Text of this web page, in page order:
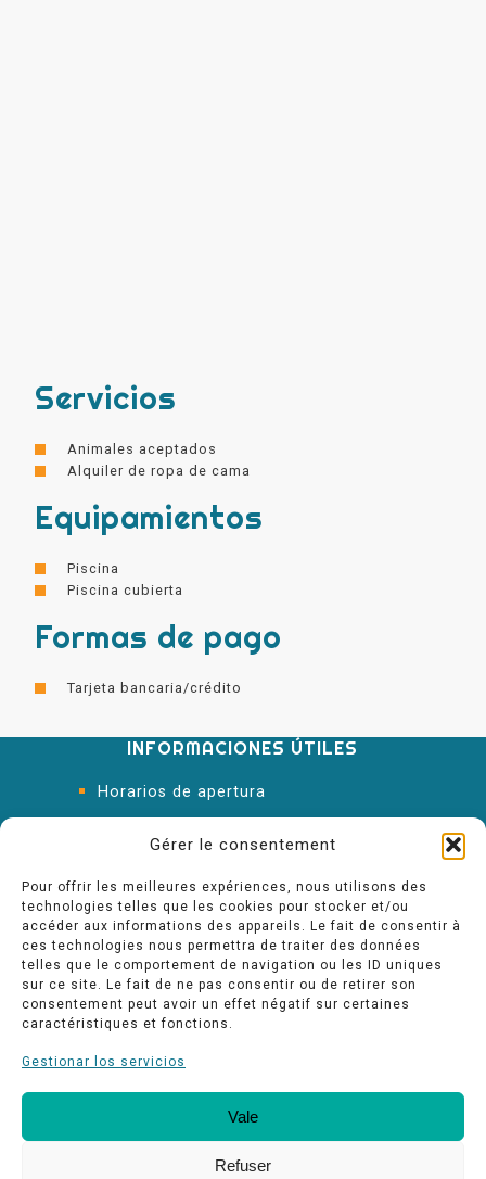
Gérer le consentement
Pour offrir les meilleures expériences, nous utilisons des
technologies telles que les cookies pour stocker et/ou
accéder aux informations des appareils. Le fait de consentir à
ces technologies nous permettra de traiter des données
telles que le comportement de navigation ou les ID uniques
sur ce site. Le fait de ne pas consentir ou de retirer son
consentement peut avoir un effet négatif sur certaines
caractéristiques et fonctions.
Gestionar los servicios
Vale
Refuser
Servicios
Animales aceptados
Alquiler de ropa de cama
Equipamientos
Piscina
Piscina cubierta
Formas de pago
Tarjeta bancaria/crédito
INFORMACIONES ÚTILES
Horarios de apertura
Oficina de Turismo
Nuestros compromisos de calidad